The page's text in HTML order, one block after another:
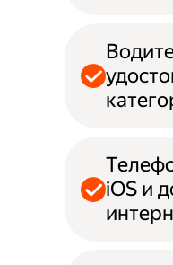
iOS и